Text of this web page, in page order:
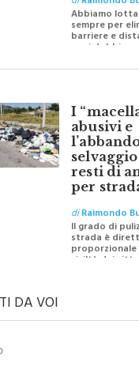
diRaimondo
Abbiamo
sempre per
barriere e
per
I
abusivi e
resti di
per
diRaimondo
Il grado di
strada è
proporzionale
DA VOI